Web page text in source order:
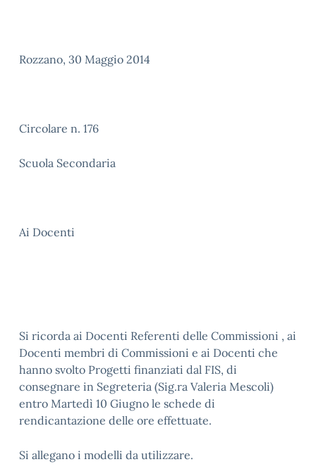
Rozzano, 30 Maggio 2014
Circolare n. 176
Scuola Secondaria
Ai Docenti
Si ricorda ai Docenti Referenti delle Commissioni , ai
Docenti membri di Commissioni e ai Docenti che
hanno svolto Progetti finanziati dal FIS, di
consegnare in Segreteria (Sig.ra Valeria Mescoli)
entro Martedì 10 Giugno le schede di
rendicantazione delle ore effettuate.
Si allegano i modelli da utilizzare.